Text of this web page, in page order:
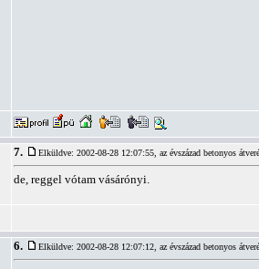
7. Elküldve: 2002-08-28 12:07:55, az évszázad betonyos
de, reggel vótam vásárónyi.
6. Elküldve: 2002-08-28 12:07:12, az évszázad betonyos